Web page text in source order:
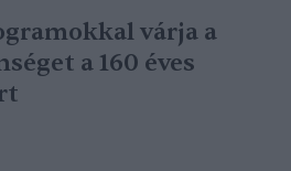
várja a
a 160 éves